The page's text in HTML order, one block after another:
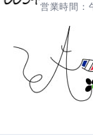
営業時間：